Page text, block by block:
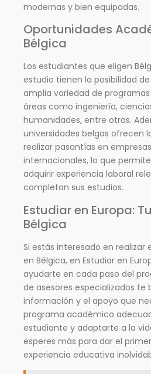
modernas y bien equipadas.
Oportunidades
Bélgica
Los estudiantes que eligen
estudio tienen la posibilidad
amplia variedad de
áreas como ingeniería,
humanidades, entre otras.
universidades belgas ofrecen
realizar pasantías en
internacionales, lo que
adquirir experiencia laboral
completan sus estudios.
Estudiar en Europa:
Bélgica
Si estás interesado en realizar
en Bélgica, en Estudiar en
ayudarte en cada paso del
de asesores especializados te
información y el apoyo que
programa académico
estudiante y adaptarte a la
esperes más para dar el
experiencia educativa